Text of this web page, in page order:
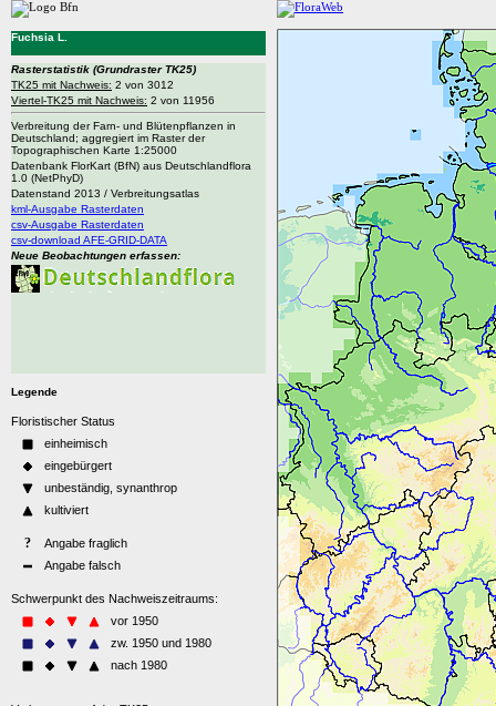
Fuchsia L.
Rasterstatistik (Grundraster TK25)
TK25 mit Nachweis: 2 von 3012
Viertel-TK25 mit Nachweis: 2 von 11956
Verbreitung der Farn- und Blütenpflanzen in
Deutschland; aggregiert im Raster der
Topographischen Karte 1:25000
Datenbank FlorKart (BfN) aus Deutschlandflora
1.0 (NetPhyD)
Datenstand 2013 / Verbreitungsatlas
kml-Ausgabe Rasterdaten
csv-Ausgabe Rasterdaten
csv-download AFE-GRID-DATA
Neue Beobachtungen erfassen:
Legende